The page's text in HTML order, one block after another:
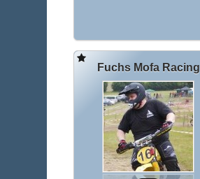
Fuchs Mofa Racing